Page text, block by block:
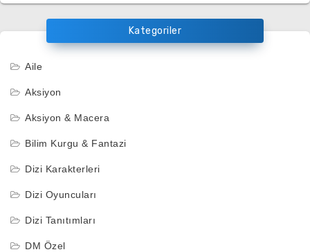
Kategoriler
Aile
Aksiyon
Aksiyon & Macera
Bilim Kurgu & Fantazi
Dizi Karakterleri
Dizi Oyuncuları
Dizi Tanıtımları
DM Özel